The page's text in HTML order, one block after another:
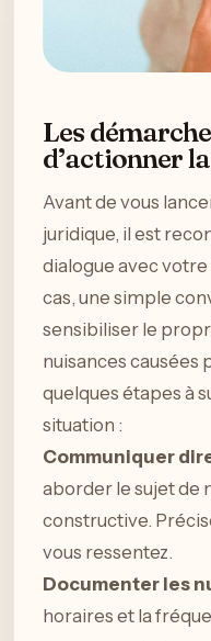
Les
d’actionner
Avant de vous
juridique, il est
dialogue avec
cas, une simple
sensibiliser le
nuisances causées
quelques étapes à
situation :
Communiquer
aborder le sujet de
constructive.
vous ressentez.
Documenter les
horaires et la